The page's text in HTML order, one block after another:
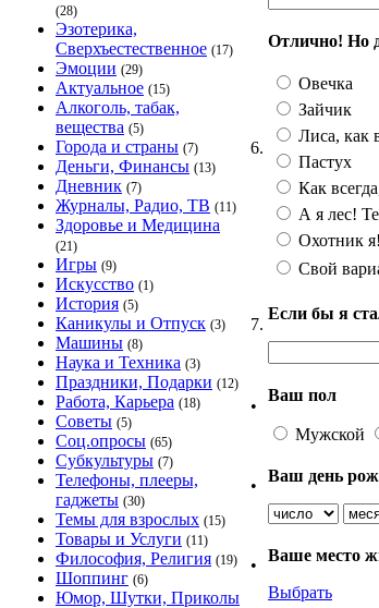
(28)
Эзотерика,
Сверхъестественное (17)
Эмоции (29)
Актуальное (15)
Алкоголь, табак,
вещества (5)
Города и страны (7)
Деньги, Финансы (13)
Дневник (7)
Журналы, Радио, ТВ (11)
Здоровье и Медицина
(21)
Игры (9)
Искусство (1)
История (5)
Каникулы и Отпуск (3)
Машины (8)
Наука и Техника (3)
Праздники, Подарки (12)
Работа, Карьера (18)
Советы (5)
Соц.опросы (65)
Субкультуры (7)
Телефоны, плееры,
гаджеты (30)
Темы для взрослых (15)
Товары и Услуги (11)
Философия, Религия (19)
Шоппинг (6)
Юмор, Шутки, Приколы
6.
Отлично! Но
Овечка
Зайчик
Лиса, как
Пастух
Как
А я лес!
Охотник я!
Свой
7.
Если бы я
•
Ваш пол
Мужской
•
Ваш день
•
Ваше место
Выбрать